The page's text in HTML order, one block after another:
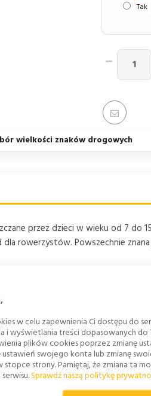
w celu zapewnienia Ci dostępu do
i wyświetlania treści dopasowanych
plików cookies poprzez zmianę
swojego konta lub zmianę
stopce strony. Pamiętaj, że zmiana ta
Sprawdź naszą politykę
Tak
wielkości znaków drogowych
przez dzieci w wieku od 7
rowerzystów. Powszechnie